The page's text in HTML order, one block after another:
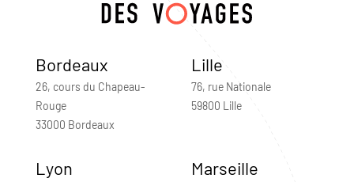
Bordeaux
26, cours du Chapeau-
Rouge
33000 Bordeaux
Lille
76, rue Nationale
59800 Lille
Lyon Marseille